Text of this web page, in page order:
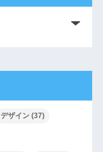
デザイン(37)